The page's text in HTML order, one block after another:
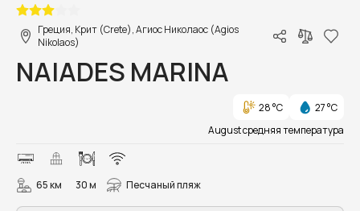
Греция, Крит (Crete), Агиос Николаос (Agios
Nikolaos)
NAIADES MARINA
28 °C
27 °C
August средняя температура
65 км 30 м Песчаный пляж